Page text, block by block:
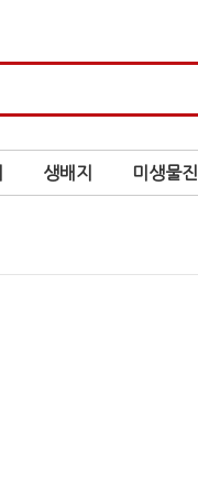
생배지 미생물